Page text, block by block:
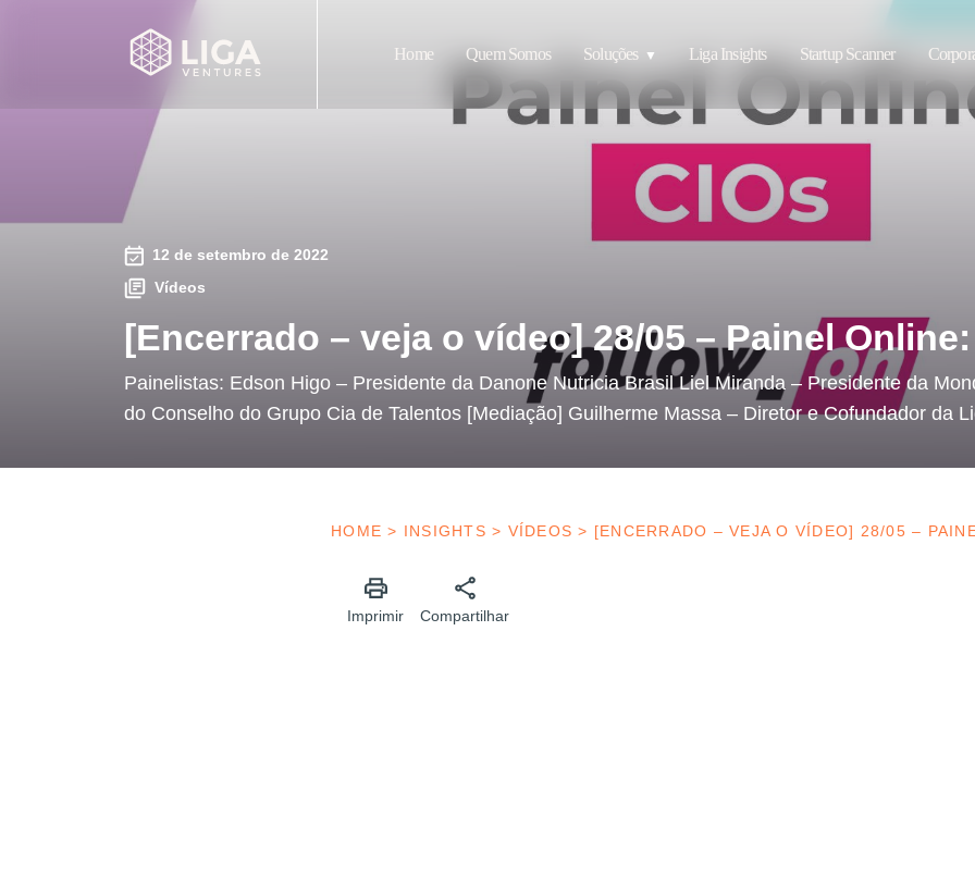
Home Quem Somos Soluções Liga Insights Startup Scanner
12 de setembro de 2022
Vídeos
[Encerrado – veja o vídeo] 28/05 – Painel Online:
Painelistas: Edson Higo – Presidente da Danone Nutricia Brasil Liel Miranda – Presidente da
do Conselho do Grupo Cia de Talentos [Mediação] Guilherme Massa – Diretor e Cofundador da
HOME > INSIGHTS > VÍDEOS > [ENCERRADO – VEJA O VÍDEO] 28/05 –
Imprimir Compartilhar